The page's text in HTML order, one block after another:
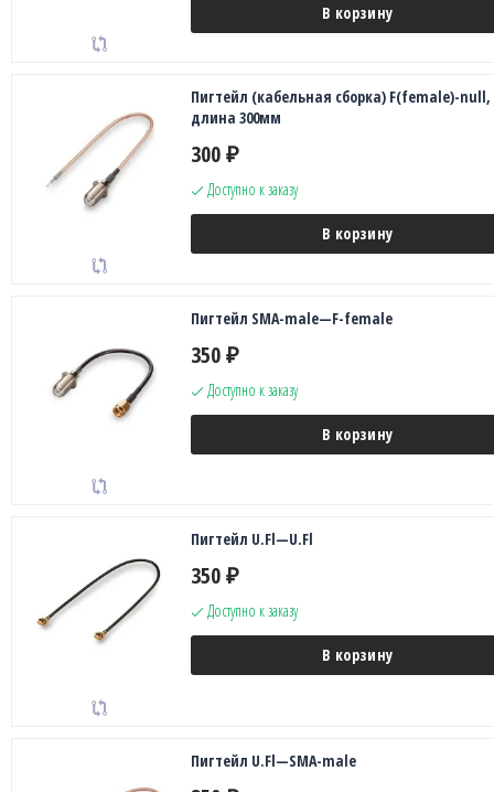
В корзину
Пигтейл (кабельная сборка) F(female)-null,
длина 300мм
300 ₽
Доступно к заказу
В корзину
Пигтейл SMA-male—F-female
350 ₽
Доступно к заказу
В корзину
Пигтейл U.Fl—U.Fl
350 ₽
Доступно к заказу
В корзину
Пигтейл U.Fl—SMA-male